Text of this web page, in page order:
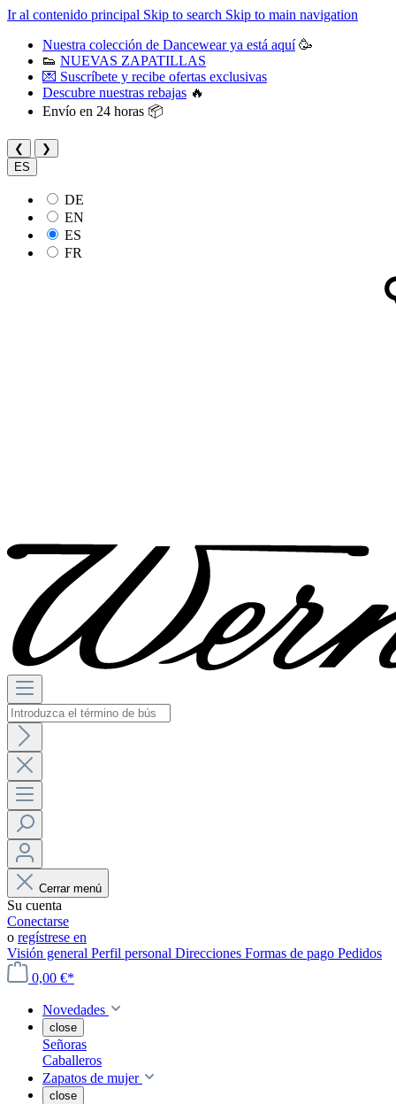
Ir al contenido principal Skip to search Skip to main navigation
Nuestra colección de Dancewear ya está aquí🥳
👟 NUEVAS ZAPATILLAS
💌 Suscríbete y recibe ofertas exclusivas
Descubre nuestras rebajas 🔥
Envío en 24 horas 📦
❮
❯
ES
DE
EN
ES
FR
Cerrar menú
Su cuenta
Conectarse
o regístrese en
Visión general Perfil personal Direcciones Formas de pago Pedidos
0,00 €*
Novedades
close
Señoras
Caballeros
Zapatos de mujer
close